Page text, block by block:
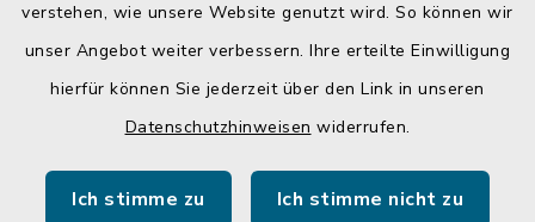
verstehen, wie unsere Website genutzt wird. So können wir
unser Angebot weiter verbessern. Ihre erteilte Einwilligung
hierfür können Sie jederzeit über den Link in unseren
Datenschutzhinweisen widerrufen.
Ich stimme zu Ich stimme nicht zu
Quicklinks
Landratsamt Mühldorf a. Inn